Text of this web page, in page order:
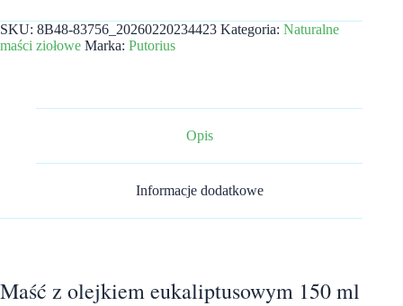
SKU: 8B48-83756_20260220234423 Kategoria: Naturalne
maści ziołowe Marka: Putorius
Opis
Informacje dodatkowe
Maść z olejkiem eukaliptusowym 150 ml